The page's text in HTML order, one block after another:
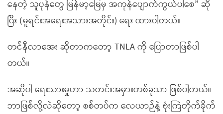
နေတဲ့ သူပုန်တွေ မြန်မာ့မြေမှ အကုန်ပျောက်ကွယ်ပါစေ” ဆို
ပြီး (မူရင်းအရေးအသားအတိုင်း) ရေး ထားပါတယ်။
တင်နီလာအေး ဆိုတာကတော့ TNLA ကို ပြောတာဖြစ်ပါ
တယ်။
အဆိုပါ ရေးသားမှုဟာ သတင်းအမှားတစ်ခုသာ ဖြစ်ပါတယ်။
ဘာဖြစ်လို့လဲဆိုတော့ စစ်တပ်က လေယာဉ်နဲ့ ဗုံးကြဲတိုက်ခိုက်